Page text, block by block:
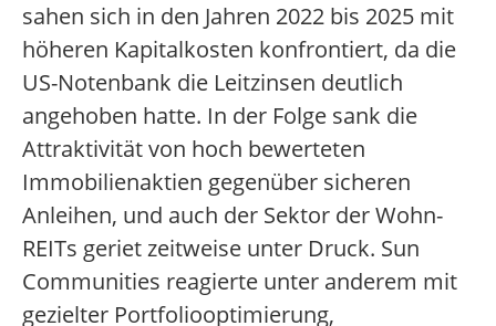
sahen sich in den Jahren 2022 bis 2025 mit
höheren Kapitalkosten konfrontiert, da die
US-Notenbank die Leitzinsen deutlich
angehoben hatte. In der Folge sank die
Attraktivität von hoch bewerteten
Immobilienaktien gegenüber sicheren
Anleihen, und auch der Sektor der Wohn-
REITs geriet zeitweise unter Druck. Sun
Communities reagierte unter anderem mit
gezielter Portfoliooptimierung,